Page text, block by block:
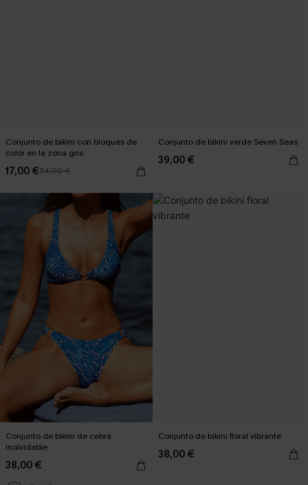
Conjunto de bikini con bloques de
color en la zona gris
17,00 €34,00 €
Conjunto de bikini verde Seven Seas
39,00 €
Conjunto de bikini de cebra
inolvidable
38,00 €
Conjunto de bikini floral vibrante
38,00 €